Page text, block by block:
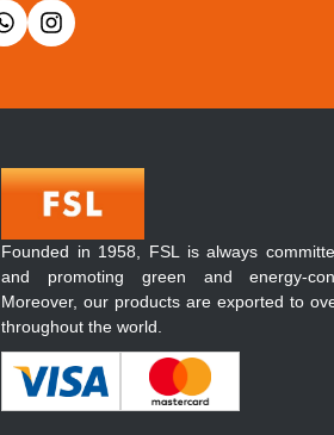
Founded in 1958, FSL is always
and promoting green and energy-
Moreover, our products are exported to
throughout the world.